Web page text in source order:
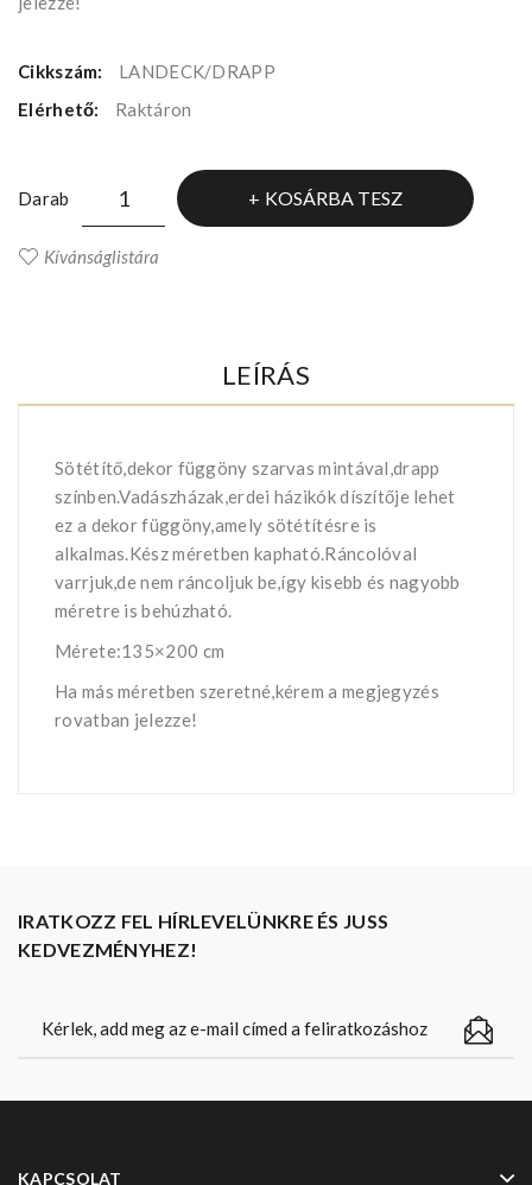
Cikkszám:
LANDECK/DRAPP
Elérhető:
Raktáron
Darab KOSÁRBA TESZ
Kívánságlistára
LEÍRÁS
Sötétítő,dekor függöny szarvas mintával,drapp
színben.Vadászházak,erdei házikók díszítője lehet
ez a dekor függöny,amely sötétítésre is
alkalmas.Kész méretben kapható.Ráncolóval
varrjuk,de nem ráncoljuk be,így kisebb és nagyobb
méretre is behúzható.
Mérete:135×200 cm
Ha más méretben szeretné,kérem a megjegyzés
rovatban jelezze!
IRATKOZZ FEL HÍRLEVELÜNKRE ÉS JUSS
KEDVEZMÉNYHEZ!
KAPCSOLAT